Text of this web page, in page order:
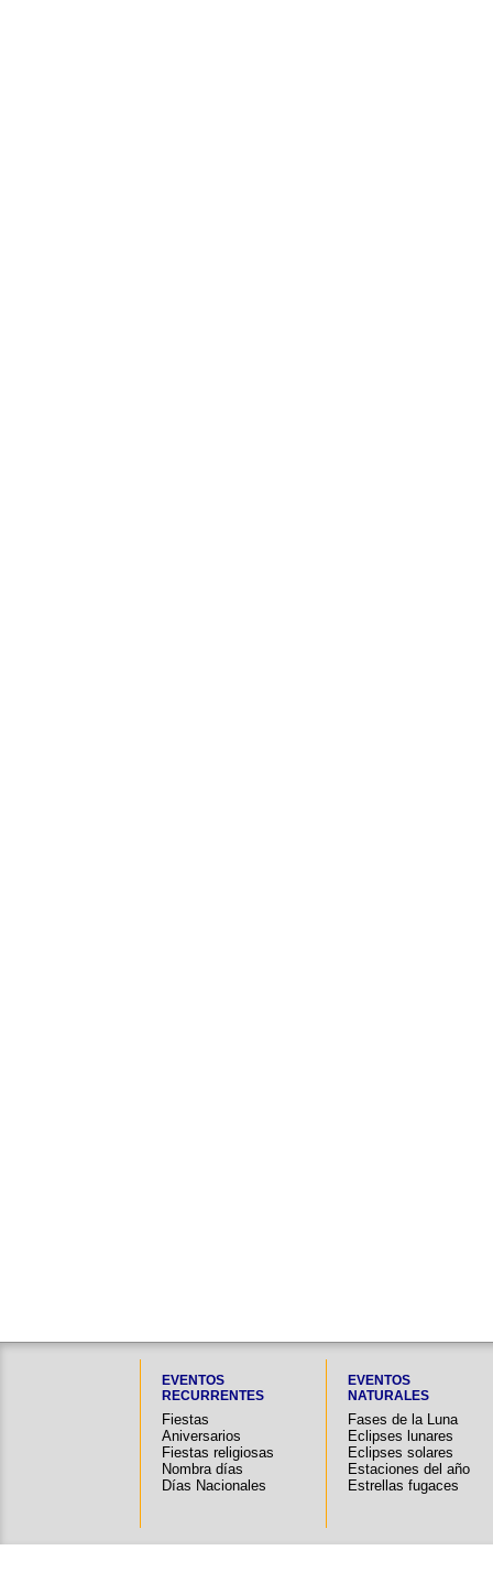
EVENTOS
RECURRENTES
Fiestas
Aniversarios
Fiestas religiosas
Nombra días
Días Nacionales
EVENTOS
NATURALES
Fases de la Luna
Eclipses lunares
Eclipses solares
Estaciones del año
Estrellas fugaces